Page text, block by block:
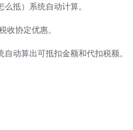
抵）系统自动计算。
收协定优惠。
动算出可抵扣金额和代扣税额。